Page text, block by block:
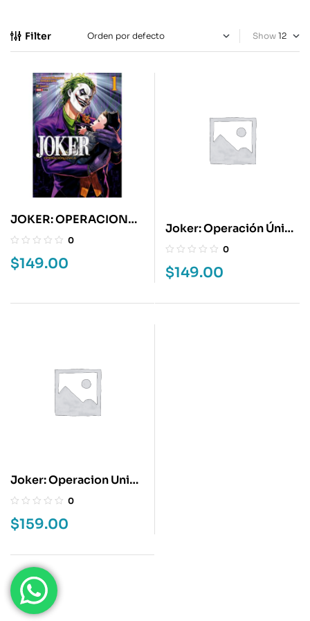
Filter Show
JOKER: OPERACION
UNICA 1
0
$149.00
Joker: Operación Única
2
0
$149.00
Joker: Operacion Unica
3
0
$159.00